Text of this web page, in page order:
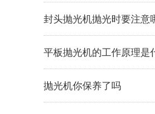
封头抛光机抛光时要注意
平板抛光机的工作原理是
抛光机你保养了吗